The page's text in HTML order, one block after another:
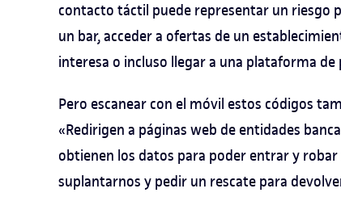
contacto táctil puede representar un riesgo
un bar, acceder a ofertas de un
interesa o incluso llegar a una plataforma de
Pero escanear con el móvil estos códigos
«Redirigen a páginas web de entidades
obtienen los datos para poder entrar y robar
suplantarnos y pedir un rescate para